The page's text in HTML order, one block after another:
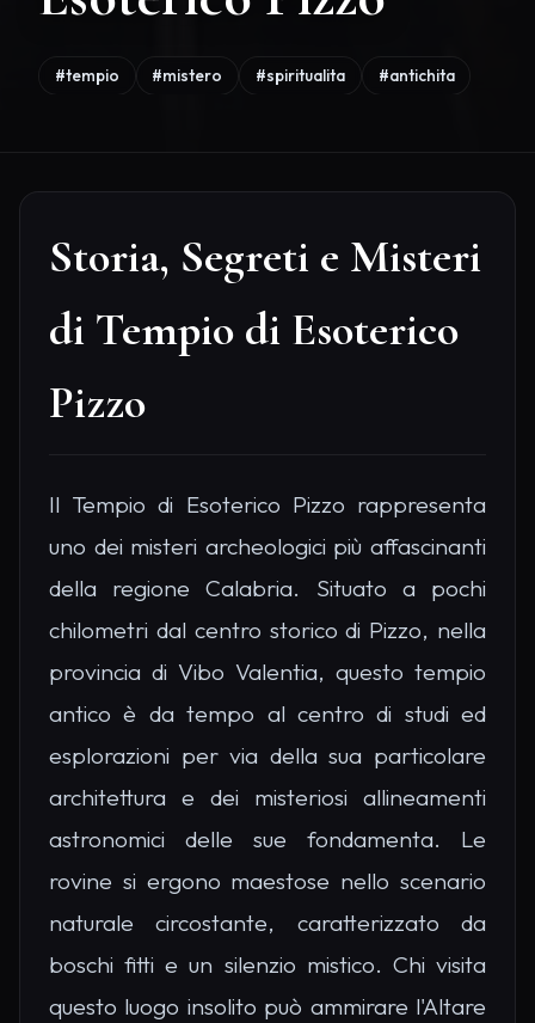
#tempio #mistero #spiritualita #antichita
Storia, Segreti e Misteri
di Tempio di Esoterico
Pizzo
Il Tempio di Esoterico Pizzo rappresenta
uno dei misteri archeologici più affascinanti
della regione Calabria. Situato a pochi
chilometri dal centro storico di Pizzo, nella
provincia di Vibo Valentia, questo tempio
antico è da tempo al centro di studi ed
esplorazioni per via della sua particolare
architettura e dei misteriosi allineamenti
astronomici delle sue fondamenta. Le
rovine si ergono maestose nello scenario
naturale circostante, caratterizzato da
boschi fitti e un silenzio mistico. Chi visita
questo luogo insolito può ammirare l'Altare